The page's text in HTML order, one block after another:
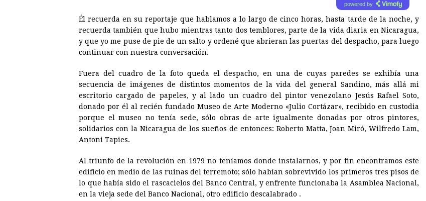
powered by
Él recuerda en su reportaje que hablamos a lo largo de cinco horas, hasta tarde de la noche, y
recuerda también que hubo mientras tanto dos temblores, parte de la vida diaria en Nicaragua,
y que yo me puse de pie de un salto y ordené que abrieran las puertas del despacho, para luego
continuar con nuestra conversación.
Fuera del cuadro de la foto queda el despacho, en una de cuyas paredes se exhibía una
secuencia de imágenes de distintos momentos de la vida del general Sandino, más allá mi
escritorio cargado de papeles, y al lado un cuadro del pintor venezolano Jesús Rafael Soto,
donado por él al recién fundado Museo de Arte Moderno «Julio Cortázar», recibido en custodia
porque el museo no tenía sede, sólo obras de arte igualmente donadas por otros pintores,
solidarios con la Nicaragua de los sueños de entonces: Roberto Matta, Joan Miró, Wilfredo Lam,
Antoni Tapies.
Al triunfo de la revolución en 1979 no teníamos donde instalarnos, y por fin encontramos este
edificio en medio de las ruinas del terremoto; sólo habían sobrevivido los primeros tres pisos de
lo que había sido el rascacielos del Banco Central, y enfrente funcionaba la Asamblea Nacional,
en la vieja sede del Banco Nacional, otro edificio descalabrado .